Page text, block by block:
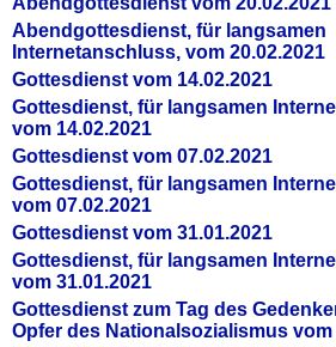
Abendgottesdienst, für langsamen
Internetanschluss, vom 20.02.2021
Gottesdienst vom 14.02.2021
Gottesdienst, für langsamen
vom 14.02.2021
Gottesdienst vom 07.02.2021
Gottesdienst, für langsamen
vom 07.02.2021
Gottesdienst vom 31.01.2021
Gottesdienst, für langsamen
vom 31.01.2021
Gottesdienst zum Tag des
Opfer des Nationalsozialismus vom